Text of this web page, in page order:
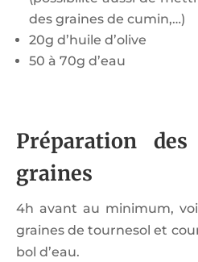
des graines de cumin,…)
20g d’huile d’olive
50 à 70g d’eau
Préparation
graines
4h avant au minimum,
graines de tournesol et
bol d’eau.